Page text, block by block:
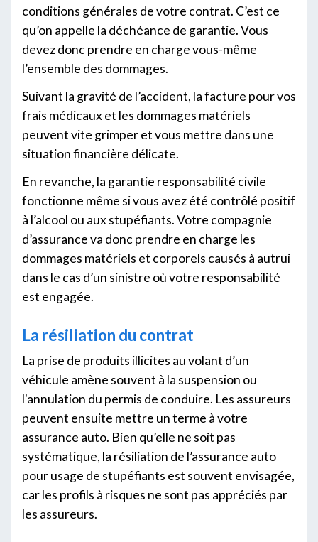
conditions générales de votre contrat. C’est ce
qu’on appelle la déchéance de garantie. Vous
devez donc prendre en charge vous-même
l’ensemble des dommages.
Suivant la gravité de l’accident, la facture pour vos
frais médicaux et les dommages matériels
peuvent vite grimper et vous mettre dans une
situation financière délicate.
En revanche, la garantie responsabilité civile
fonctionne même si vous avez été contrôlé positif
à l’alcool ou aux stupéfiants. Votre compagnie
d’assurance va donc prendre en charge les
dommages matériels et corporels causés à autrui
dans le cas d’un sinistre où votre responsabilité
est engagée.
La résiliation du contrat
La prise de produits illicites au volant d’un
véhicule amène souvent à la suspension ou
l'annulation du permis de conduire. Les assureurs
peuvent ensuite mettre un terme à votre
assurance auto. Bien qu’elle ne soit pas
systématique, la résiliation de l’assurance auto
pour usage de stupéfiants est souvent envisagée,
car les profils à risques ne sont pas appréciés par
les assureurs.